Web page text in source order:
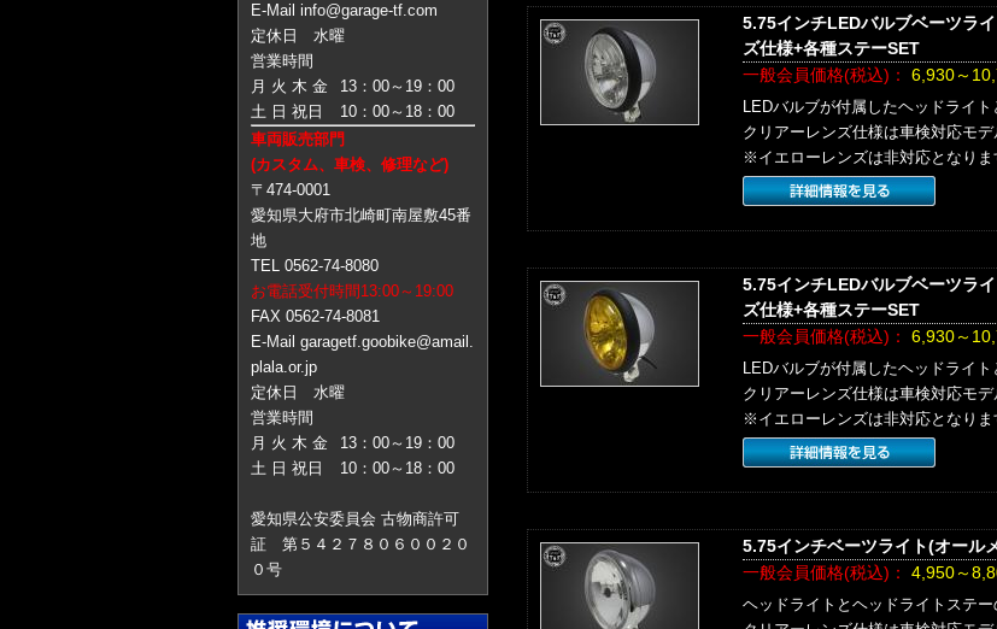
E-Mail info@garage-tf.com
定休日 水曜
営業時間
月 火 木 金
13：00～19：00
土 日 祝日
10：00～18：00
車両販売部門
(カスタム、車検、修理など)
〒474-0001
愛知県大府市北崎町南屋敷45番
地
TEL 0562-74-8080
お電話受付時間13:00～19:00
FAX 0562-74-8081
E-Mail garagetf.goobike@amail.
plala.or.jp
定休日 水曜
営業時間
月 火 木 金
13：00～19：00
土 日 祝日
10：00～18：00
愛知県公安委員会 古物商許可
証 第５４２７８０６００２０
０号
5.75インチLEDバルブベーツラ
ズ仕様+各種ステーSET
一般会員価格(税込)： 6,930～
LEDバルブが付属したヘッドライ
クリアーレンズ仕様は車検対応モ
※イエローレンズは非対応となりま
5.75インチLEDバルブベーツラ
ズ仕様+各種ステーSET
一般会員価格(税込)： 6,930～
LEDバルブが付属したヘッドライ
クリアーレンズ仕様は車検対応モ
※イエローレンズは非対応となりま
5.75インチベーツライト(オール
一般会員価格(税込)： 4,950～
ヘッドライトとヘッドライトステー